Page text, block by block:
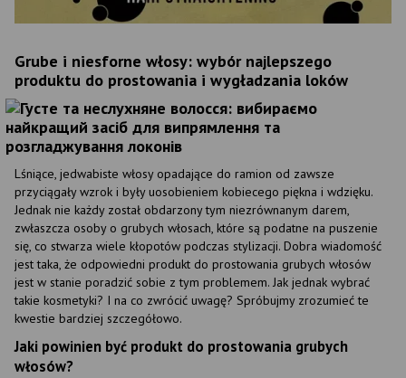
Grube i niesforne włosy: wybór najlepszego
produktu do prostowania i wygładzania loków
Lśniące, jedwabiste włosy opadające do ramion od zawsze
przyciągały wzrok i były uosobieniem kobiecego piękna i wdzięku.
Jednak nie każdy został obdarzony tym niezrównanym darem,
zwłaszcza osoby o grubych włosach, które są podatne na puszenie
się, co stwarza wiele kłopotów podczas stylizacji. Dobra wiadomość
jest taka, że odpowiedni produkt do prostowania grubych włosów
jest w stanie poradzić sobie z tym problemem. Jak jednak wybrać
takie kosmetyki? I na co zwrócić uwagę? Spróbujmy zrozumieć te
kwestie bardziej szczegółowo.
Jaki powinien być produkt do prostowania grubych
włosów?